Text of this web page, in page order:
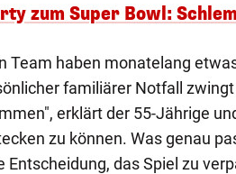
zum Super Bowl:
Team haben monatelang
familiärer Notfall
erklärt der 55-Jährige
zu können. Was genau
Entscheidung, das Spiel zu